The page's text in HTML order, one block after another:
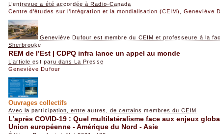
L’entrevue a été accordée à Radio-Canada
Centre d’études sur l’intégration et la mondialisation (CEIM)
,Geneviève
Geneviève Dufour est membre du CEIM et professeure à la
Sherbrooke
REM de l’Est | CDPQ infra lance un appel au monde
L’article est paru dans La Presse
Geneviève Dufour
Ouvrages collectifs
Avec la participation, entre autres, de certains membres du CEIM
L’après COVID-19 : Quel multilatéralisme face aux enjeux
Union européenne - Amérique du Nord - Asie